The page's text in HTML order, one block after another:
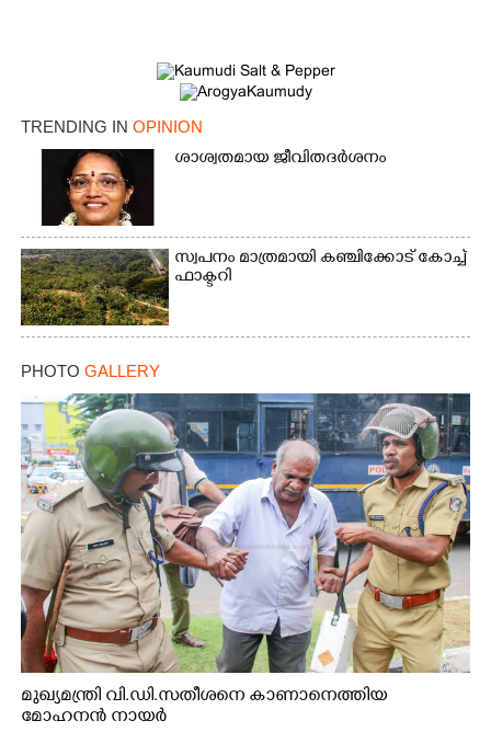
TRENDING IN OPINION
ശാശ്വതമായ ജീവിതദർശനം
സ്വപനം മാത്രമായി കഞ്ചിക്കോട് കോച്ച്
ഫാക്ടറി
PHOTO GALLERY
മുഖ്യമന്ത്രി വി.ഡി.സതീശനെ കാണാനെത്തിയ
മോഹനൻ നായർ